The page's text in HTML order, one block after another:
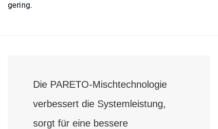
gering.
Die PARETO-Mischtechnologie
verbessert die Systemleistung,
sorgt für eine bessere